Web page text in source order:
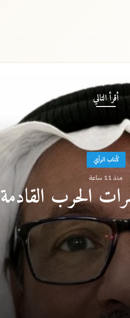
أقرأ التالي
كُتاب الرأي
منذ 11 ساعة
الحرب القادمة